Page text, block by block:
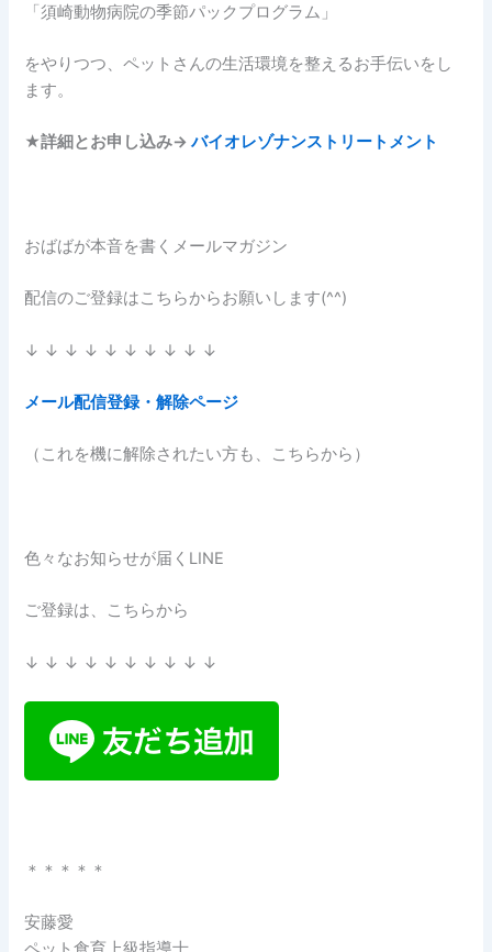
「須崎動物病院の季節パックプログラム」
をやりつつ、ペットさんの生活環境を整えるお手伝いをし
ます。
★詳細とお申し込み→バイオレゾナンストリートメント
おばばが本音を書くメールマガジン
配信のご登録はこちらからお願いします(^^)
↓ ↓ ↓ ↓ ↓ ↓ ↓ ↓ ↓ ↓
メール配信登録・解除ページ
（これを機に解除されたい方も、こちらから）
色々なお知らせが届くLINE
ご登録は、こちらから
↓ ↓ ↓ ↓ ↓ ↓ ↓ ↓ ↓ ↓
＊＊＊＊＊
安藤愛